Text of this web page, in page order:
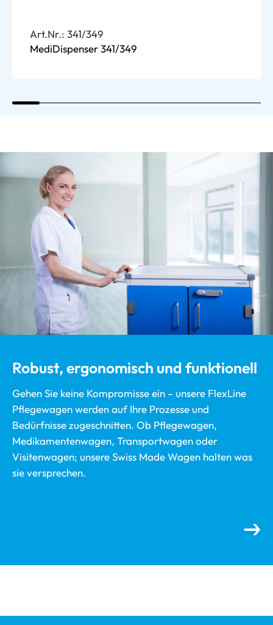
Art.Nr.: 341/349
MediDispenser 341/349
Robust, ergonomisch und funktionell
Gehen Sie keine Kompromisse ein – unsere FlexLine
Pflegewagen werden auf Ihre Prozesse und
Bedürfnisse zugeschnitten. Ob Pflegewagen,
Medikamentenwagen, Transportwagen oder
Visitenwagen; unsere Swiss Made Wagen halten was
sie versprechen.